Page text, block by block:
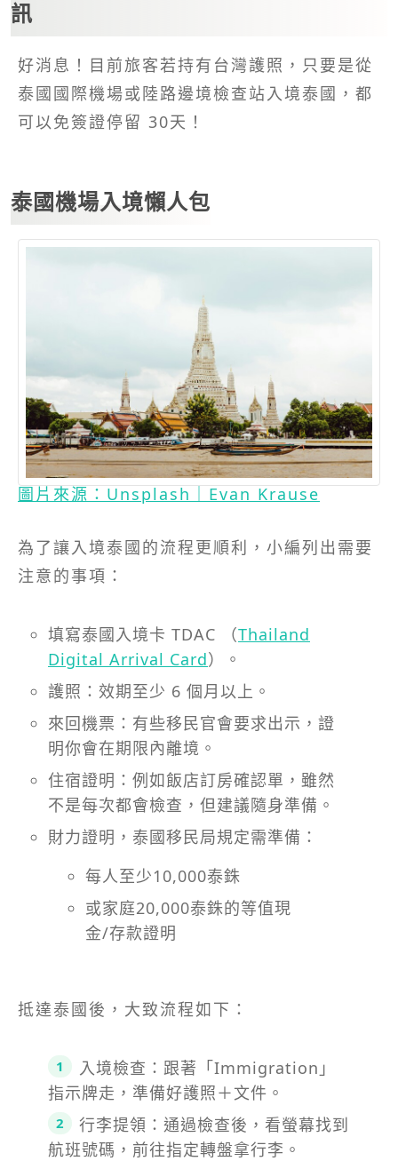
訊
好消息！目前旅客若持有台灣護照，只要是從
泰國國際機場或陸路邊境檢查站入境泰國，都
可以免簽證停留 30天！
泰國機場入境懶人包
圖片來源：Unsplash｜Evan Krause
為了讓入境泰國的流程更順利，小編列出需要
注意的事項：
填寫泰國入境卡 TDAC （Thailand
Digital Arrival Card）。
護照：效期至少 6 個月以上。
來回機票：有些移民官會要求出示，證
明你會在期限內離境。
住宿證明：例如飯店訂房確認單，雖然
不是每次都會檢查，但建議隨身準備。
財力證明，泰國移民局規定需準備：
每人至少10,000泰銖
或家庭20,000泰銖的等值現
金/存款證明
抵達泰國後，大致流程如下：
入境檢查：跟著「Immigration」
指示牌走，準備好護照＋文件。
行李提領：通過檢查後，看螢幕找到
航班號碼，前往指定轉盤拿行李。